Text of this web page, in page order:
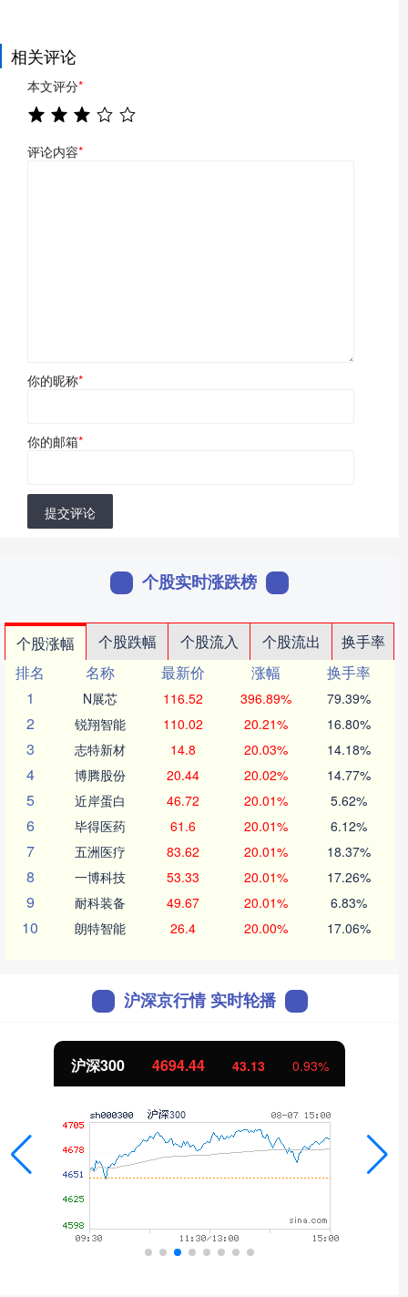
相关评论
本文评分*
评论内容*
你的昵称*
你的邮箱*
提交评论
个股实时涨跌榜
个股涨幅 个股跌幅 个股流入 个股流出
换手率
排名
名称 最新价 涨幅
换手率
1
N展芯 116.52 396.89% 79.39%
2 锐翔智能 110.02 20.21% 16.80%
3 志特新材 14.8 20.03% 14.18%
4 博腾股份 20.44 20.02% 14.77%
5 近岸蛋白 46.72 20.01% 5.62%
6 毕得医药 61.6 20.01% 6.12%
7 五洲医疗 83.62 20.01% 18.37%
8 一博科技 53.33 20.01% 17.26%
9 耐科装备 49.67 20.01% 6.83%
10 朗特智能 26.4 20.00% 17.06%
沪深京行情 实时轮播
4694.44 43.13 0.93%